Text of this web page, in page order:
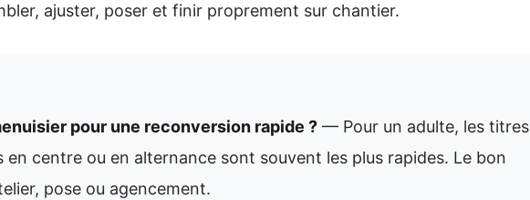
ajuster, poser et finir proprement sur chantier.
pour une reconversion rapide ? — Pour un adulte, les titres
centre ou en alternance sont souvent les plus rapides. Le bon
pose ou agencement.